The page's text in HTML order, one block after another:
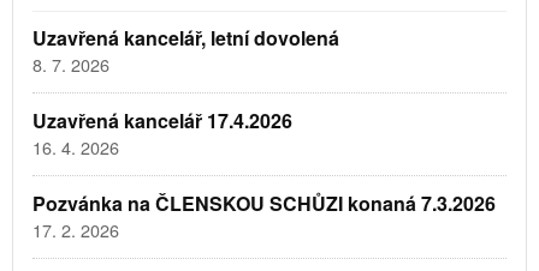
Uzavřená kancelář, letní dovolená
8. 7. 2026
Uzavřená kancelář 17.4.2026
16. 4. 2026
Pozvánka na ČLENSKOU SCHŮZI konaná 7.3.2026
17. 2. 2026